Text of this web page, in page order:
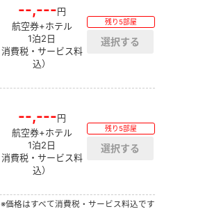
--,---円
航空券+ホテル
1泊2日
消費税・サービス料
込）
残り5部屋
--,---円
航空券+ホテル
1泊2日
消費税・サービス料
込）
残り5部屋
※価格はすべて消費税・サービス料込です